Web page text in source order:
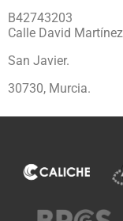
B42743203
Calle David
San Javier.
30730, Murcia.